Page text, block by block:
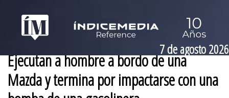
7 de agosto 2026
Ejecutan a hombre a bordo de una
Mazda y termina por impactarse con una